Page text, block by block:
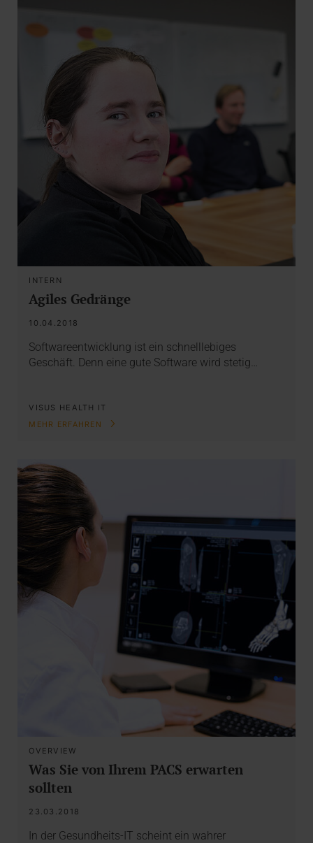
INTERN
Agiles Gedränge
10.04.2018
Softwareentwicklung ist ein schnelllebiges
Geschäft. Denn eine gute Software wird stetig…
VISUS HEALTH IT
MEHR ERFAHREN
OVERVIEW
Was Sie von Ihrem PACS erwarten
sollten
23.03.2018
In der Gesundheits-IT scheint ein wahrer